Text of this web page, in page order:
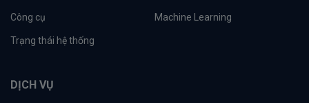
Công cụ Machine Learning
Trạng thái hệ thống
DỊCH VỤ